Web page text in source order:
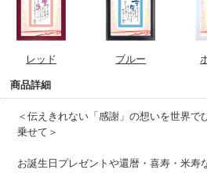
レッド ブルー
商品詳細
＜伝えきれない「感謝」の想いを世界で
乗せて＞
お誕生日プレゼントや還暦・喜寿・米寿